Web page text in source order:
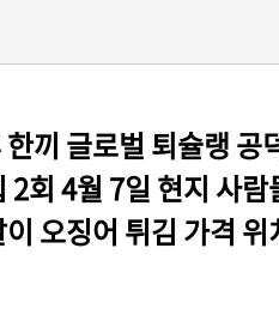
끼 글로벌 퇴슐랭 공
2회 4월 7일 현지 사
오징어 튀김 가격